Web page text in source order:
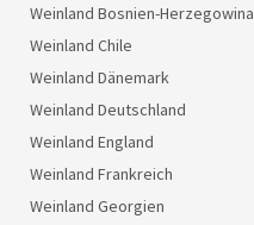
Weinland Bosnien-Herzegowina
Weinland Chile
Weinland Dänemark
Weinland Deutschland
Weinland England
Weinland Frankreich
Weinland Georgien